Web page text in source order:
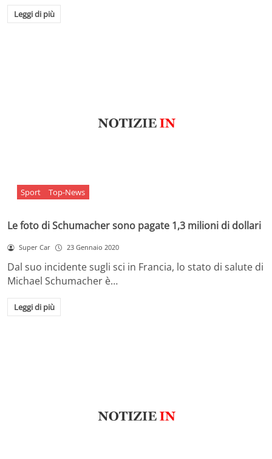
Leggi di più
Sport Top-News
Le foto di Schumacher sono pagate 1,3 milioni di dollari
Super Car 23 Gennaio 2020
Dal suo incidente sugli sci in Francia, lo stato di salute di
Michael Schumacher è…
Leggi di più